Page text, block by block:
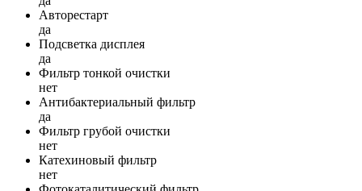
Авторестарт
да
Подсветка дисплея
да
Фильтр тонкой очистки
нет
Антибактериальный фильтр
да
Фильтр грубой очистки
нет
Катехиновый фильтр
нет